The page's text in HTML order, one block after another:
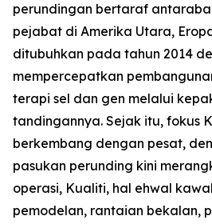
perundingan bertaraf
pejabat di Amerika Utara,
ditubuhkan pada tahun 2014
mempercepatkan
terapi sel dan gen melalui
tandingannya. Sejak itu, fokus
berkembang dengan pesat,
pasukan perunding kini
operasi, Kualiti, hal ehwal
pemodelan, rantaian bekalan,